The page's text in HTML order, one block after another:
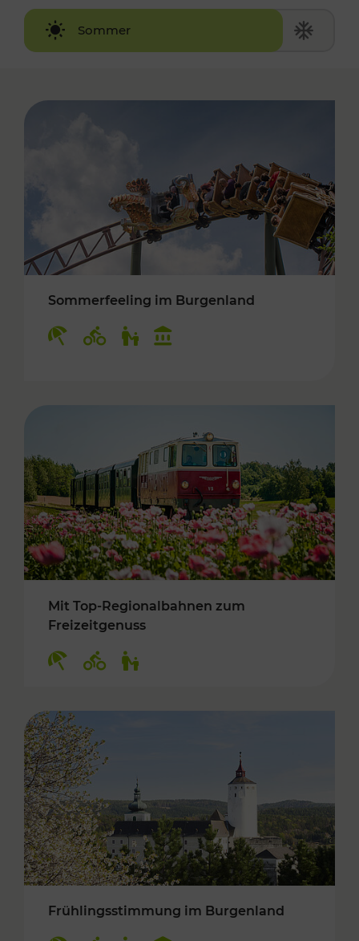
Sommer
Winter
Sommerfeeling im Burgenland
Mit Top-Regionalbahnen zum
Freizeitgenuss
Frühlingsstimmung im Burgenland